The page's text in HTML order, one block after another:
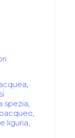
,
spezia,
,
liguria,